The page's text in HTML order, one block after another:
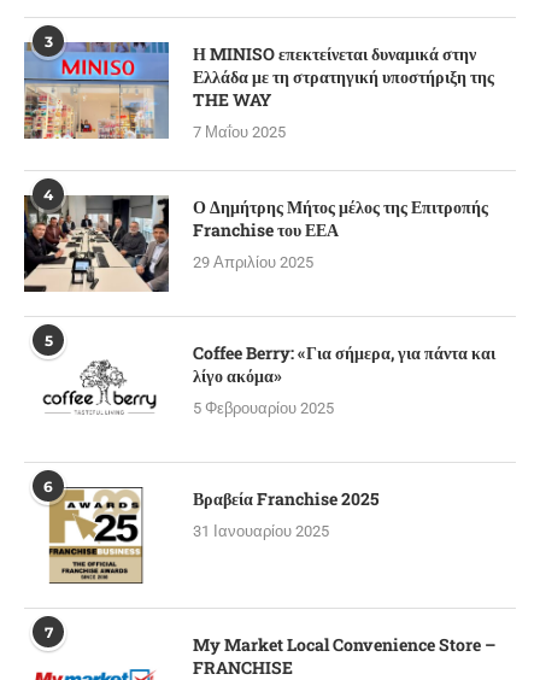
3
Η MINISO επεκτείνεται δυναμικά στην
Ελλάδα με τη στρατηγική υποστήριξη της
THE WAY
7 Μαΐου 2025
4
Ο Δημήτρης Μήτος μέλος της Επιτροπής
Franchise του ΕΕΑ
29 Απριλίου 2025
5
Coffee Berry: «Για σήμερα, για πάντα και
λίγο ακόμα»
5 Φεβρουαρίου 2025
6 Βραβεία Franchise 2025
31 Ιανουαρίου 2025
7
My Market Local Convenience Store –
FRANCHISE